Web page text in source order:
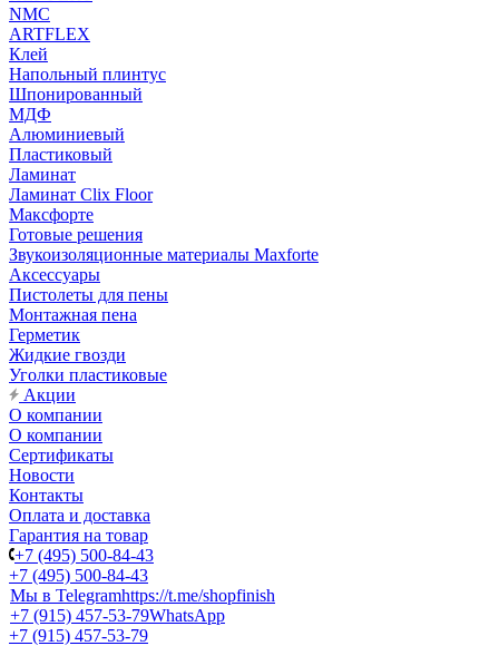
NMC
ARTFLEX
Клей
Напольный плинтус
Шпонированный
МДФ
Алюминиевый
Пластиковый
Ламинат
Ламинат Clix Floor
Максфорте
Готовые решения
Звукоизоляционные материалы Maxforte
Аксессуары
Пистолеты для пены
Монтажная пена
Герметик
Жидкие гвозди
Уголки пластиковые
Акции
О компании
О компании
Сертификаты
Новости
Контакты
Оплата и доставка
Гарантия на товар
+7 (495) 500-84-43
+7 (495) 500-84-43
Мы в Telegramhttps://t.me/shopfinish
+7 (915) 457-53-79WhatsApp
+7 (915) 457-53-79